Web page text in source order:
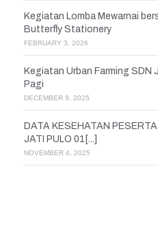
Kegiatan Lomba Mewarnai
Butterfly Stationery
FEBRUARY 3, 2026
Kegiatan Urban Farming SDN
Pagi
DECEMBER 9, 2025
DATA KESEHATAN PESERTA
JATI PULO 01[...]
NOVEMBER 4, 2025